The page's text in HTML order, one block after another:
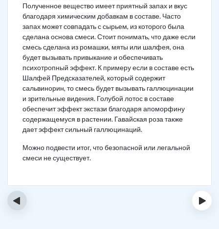
Полученное вещество имеет приятный запах и вкус
благодаря химическим добавкам в составе. Часто
запах может совпадать с сырьем, из которого была
сделана основа смеси. Стоит понимать, что даже если
смесь сделана из ромашки, мяты или шалфея, она
будет вызывать привыкание и обеспечивать
психотропный эффект. К примеру если в составе есть
Шалфей Предсказателей, который содержит
сальвинорин, то смесь будет вызывать галлюцинации
и зрительные видения. Голубой лотос в составе
обеспечит эффект экстази благодаря апоморфину
содержащемуся в растении. Гавайская роза также
дает эффект сильный галлюцинаций.
Можно подвести итог, что безопасной или легальной
смеси не существует.
‹ ›